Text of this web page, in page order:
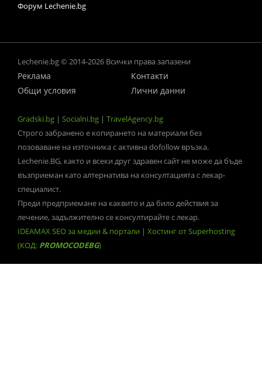
Форум Lechenie.bg
Lechenie.bg © 2014-2026 Всички права запазени
Реклама
Контакти
Общи условия
Лични данни
Gradski.bg | Socialni.bg | TravelAgency.bg
Строго забранено е копирането на материали без
позоваване на източника с активна dofollow връзка.
Lechenie.BG, както и всеки друг здравен сайт не може да бъде
възприеман като алтернатива на консултацията с лекар-
специалист.
Преди предприемане на каквито и да било действия за
лечение, задължително се консултирайте с лекар.
IDEAMAX SEO за медии & портали | Хостинг от Superhosting
(КОД: PROMOCODEBG)